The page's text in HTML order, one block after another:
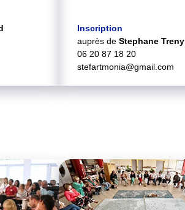
Inscription
auprès de Stephane Treny
06 20 87 18 20
stefartmonia@gmail.com